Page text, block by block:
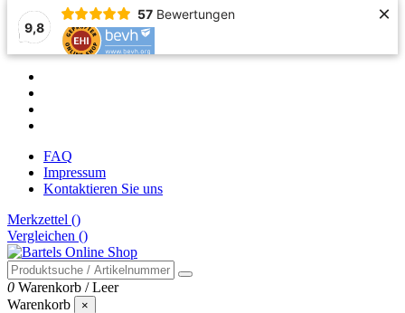
9,8
57 Bewertungen ×
FAQ
Impressum
Kontaktieren Sie uns
Merkzettel ()
Vergleichen ()
0 Warenkorb /Leer
Warenkorb
×